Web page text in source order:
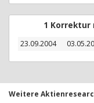
1 Korrektur
23.09.2004
Weitere